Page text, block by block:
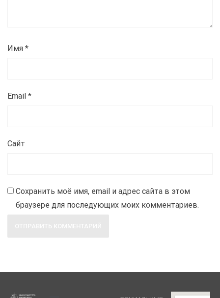
Имя *
Email *
Сайт
Сохранить моё имя, email и адрес сайта в этом
браузере для последующих моих комментариев.